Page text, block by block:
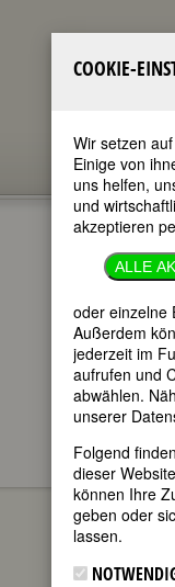
DER
TOP-
Luise F.
COOKIE-
Wir setzen
Einige von
uns helfen,
und
akzeptieren
ALLE
oder einzelne
Außerdem
jederzeit im
aufrufen und
abwählen.
unserer
Folgend
dieser
können Ihre
geben oder
lassen.